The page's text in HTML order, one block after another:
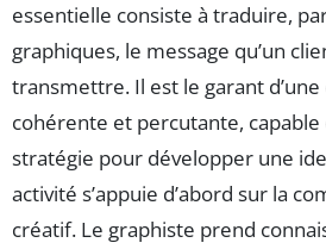
essentielle consiste à traduire,
graphiques, le message qu’un
transmettre. Il est le garant
cohérente et percutante,
stratégie pour développer une
activité s’appuie d’abord sur la
créatif. Le graphiste prend